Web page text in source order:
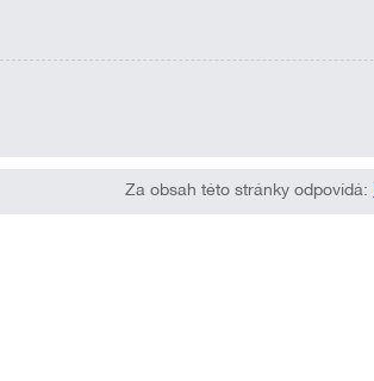
Za obsah této stránky odpovídá: